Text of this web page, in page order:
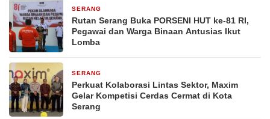
SERANG
Rutan Serang Buka PORSENI HUT ke-81 RI,
Pegawai dan Warga Binaan Antusias Ikut
Lomba
SERANG
Perkuat Kolaborasi Lintas Sektor, Maxim
Gelar Kompetisi Cerdas Cermat di Kota
Serang